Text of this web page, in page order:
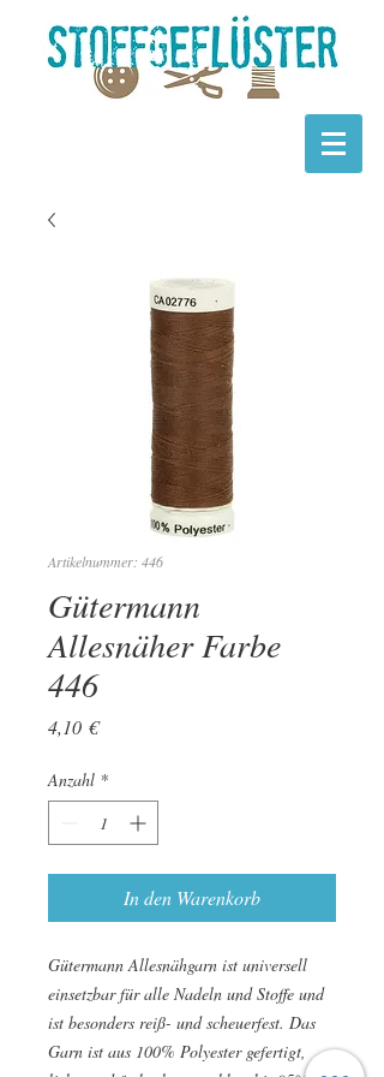
Artikelnummer: 446
Gütermann
Allesnäher Farbe
446
4,10 €Preis
Anzahl *
In den Warenkorb
Gütermann Allesnähgarn ist universell
einsetzbar für alle Nadeln und Stoffe und
ist besonders reiß- und scheuerfest. Das
Garn ist aus 100% Polyester gefertigt,